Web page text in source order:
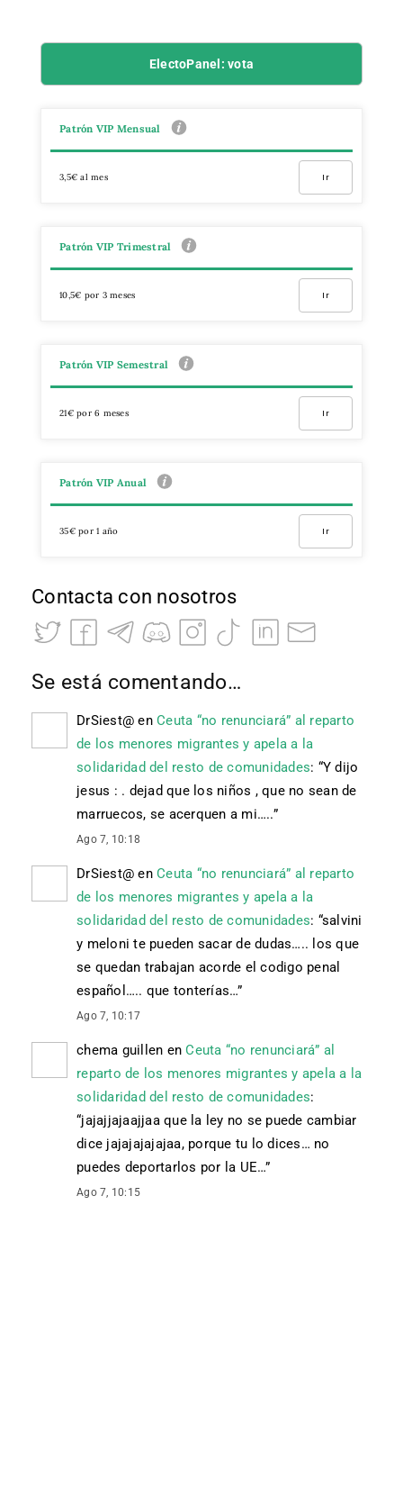
ElectoPanel: vota
Patrón VIP Mensual
3,5€ al mes Ir
Patrón VIP Trimestral
10,5€ por 3 meses Ir
Patrón VIP Semestral
21€ por 6 meses Ir
Patrón VIP Anual
35€ por 1 año Ir
Contacta con nosotros
Se está comentando…
DrSiest@ en Ceuta “no renunciará” al reparto
de los menores migrantes y apela a la
solidaridad del resto de comunidades: “Y dijo
jesus : . dejad que los niños , que no sean de
marruecos, se acerquen a mi…..”
Ago 7, 10:18
DrSiest@ en Ceuta “no renunciará” al reparto
de los menores migrantes y apela a la
solidaridad del resto de comunidades: “salvini
y meloni te pueden sacar de dudas….. los que
se quedan trabajan acorde el codigo penal
español….. que tonterías…”
Ago 7, 10:17
chema guillen enCeuta “no renunciará” al
reparto de los menores migrantes y apela a la
solidaridad del resto de comunidades:
“jajajjajaajjaa que la ley no se puede cambiar
dice jajajajajajaa, porque tu lo dices… no
puedes deportarlos por la UE…”
Ago 7, 10:15